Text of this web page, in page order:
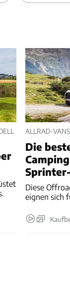
ALLRAD-
Die
Diese
eignen sich